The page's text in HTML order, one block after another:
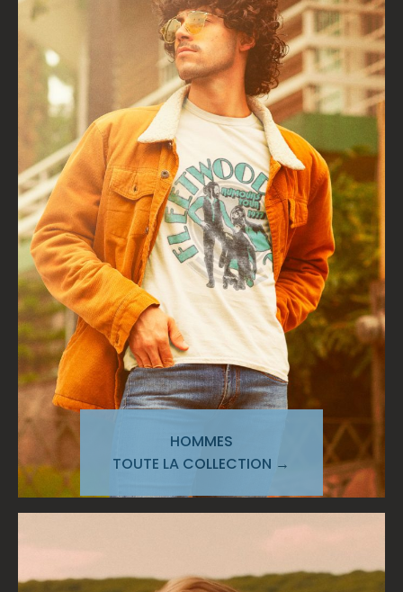
HOMMES
TOUTE LA COLLECTION →